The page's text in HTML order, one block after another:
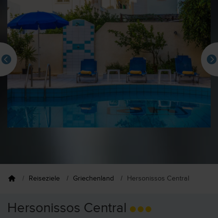
Reiseziele Griechenland Hersonissos Central
Hersonissos Central